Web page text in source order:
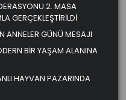
2. MASA
GERÇEKLEŞTİRİLDİ
GÜNÜ MESAJI
BİR YAŞAM ALANINA
HAYVAN PAZARINDA